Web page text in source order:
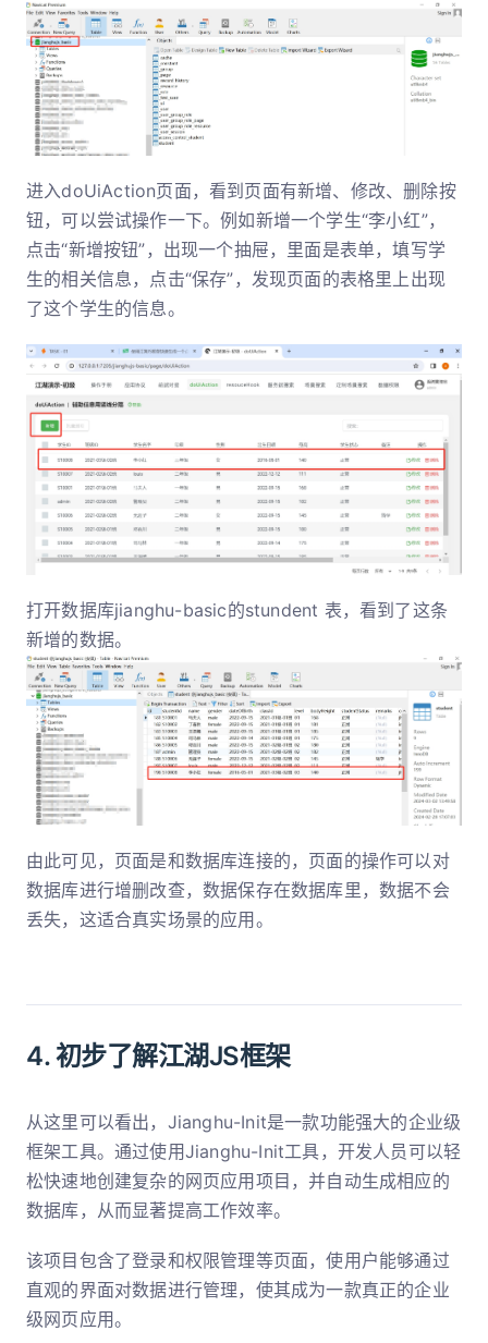
进入doUiAction页面，看到页面有新增、修改、删除按
钮，可以尝试操作一下。例如新增一个学生“李小红”，
点击“新增按钮”，出现一个抽屉，里面是表单，填写学
生的相关信息，点击“保存”，发现页面的表格里上出现
了这个学生的信息。
打开数据库jianghu-basic的stundent 表，看到了这条
新增的数据。
由此可见，页面是和数据库连接的，页面的操作可以对
数据库进行增删改查，数据保存在数据库里，数据不会
丢失，这适合真实场景的应用。
4. 初步了解江湖JS框架
从这里可以看出，Jianghu-Init是一款功能强大的企业级
框架工具。通过使用Jianghu-Init工具，开发人员可以轻
松快速地创建复杂的网页应用项目，并自动生成相应的
数据库，从而显著提高工作效率。
该项目包含了登录和权限管理等页面，使用户能够通过
直观的界面对数据进行管理，使其成为一款真正的企业
级网页应用。